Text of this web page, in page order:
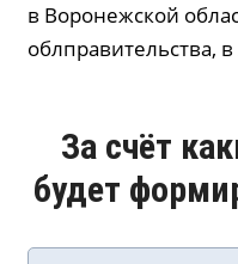
в Воронежской
облправительства, в
За счёт
будет